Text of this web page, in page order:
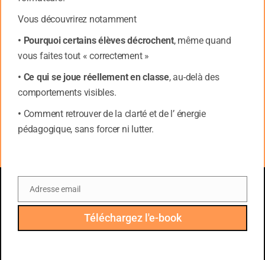
vers une idée forte :
le cerveau fonctionne mieux quand l’effort est
segmenté.
Dans les tâches cognitives simples ou pédagogiques,
les performances restent nettement plus élevées
minutes, suivis d’une rupture intentionnelle.
Eickhoff) [2] que nous avons vus et sur les recherches
modernes en psychologie cognitive.
Pourquoi 10 à 15 minutes ?
Vous découvrirez notamment
• Pourquoi certains élèves décrochent, même quand
vous faites tout « correctement »
• Ce qui se joue réellement en classe, au-delà des
comportements visibles.
• Comment retrouver de la clarté et de l’ énergie
pédagogique, sans forcer ni lutter.
Email
Adresse email
Téléchargez l'e-book